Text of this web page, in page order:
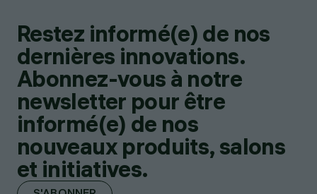
Restez informé(e) de nos
dernières innovations.
Abonnez-vous à notre
newsletter pour être
informé(e) de nos
nouveaux produits, salons
et initiatives.